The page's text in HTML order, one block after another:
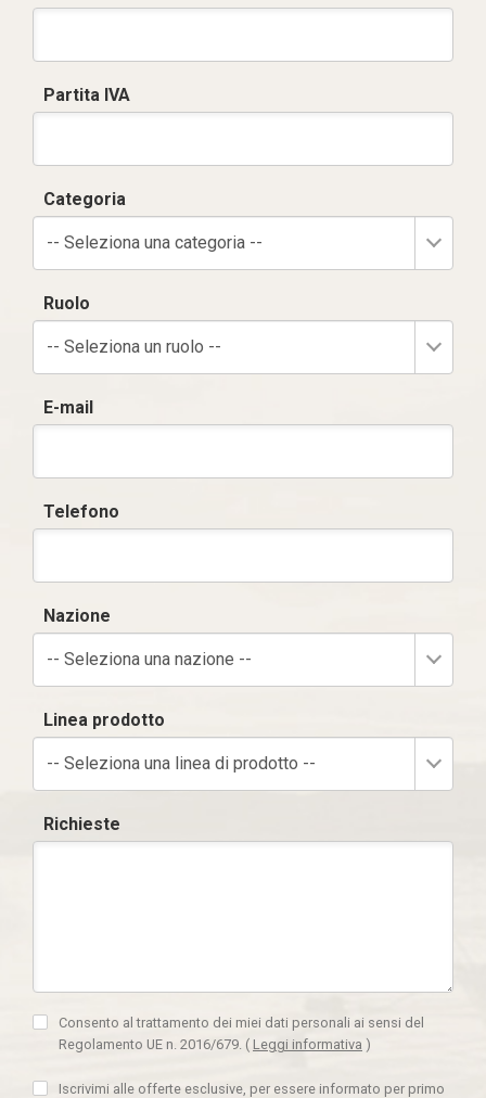
Partita IVA
Categoria
-- Seleziona una categoria --
Ruolo
-- Seleziona un ruolo --
E-mail
Telefono
Nazione
-- Seleziona una nazione --
Linea prodotto
-- Seleziona una linea di prodotto --
Richieste
Consento al trattamento dei miei dati personali ai sensi del
Regolamento UE n. 2016/679. ( Leggi informativa )
Iscrivimi alle offerte esclusive, per essere informato per primo